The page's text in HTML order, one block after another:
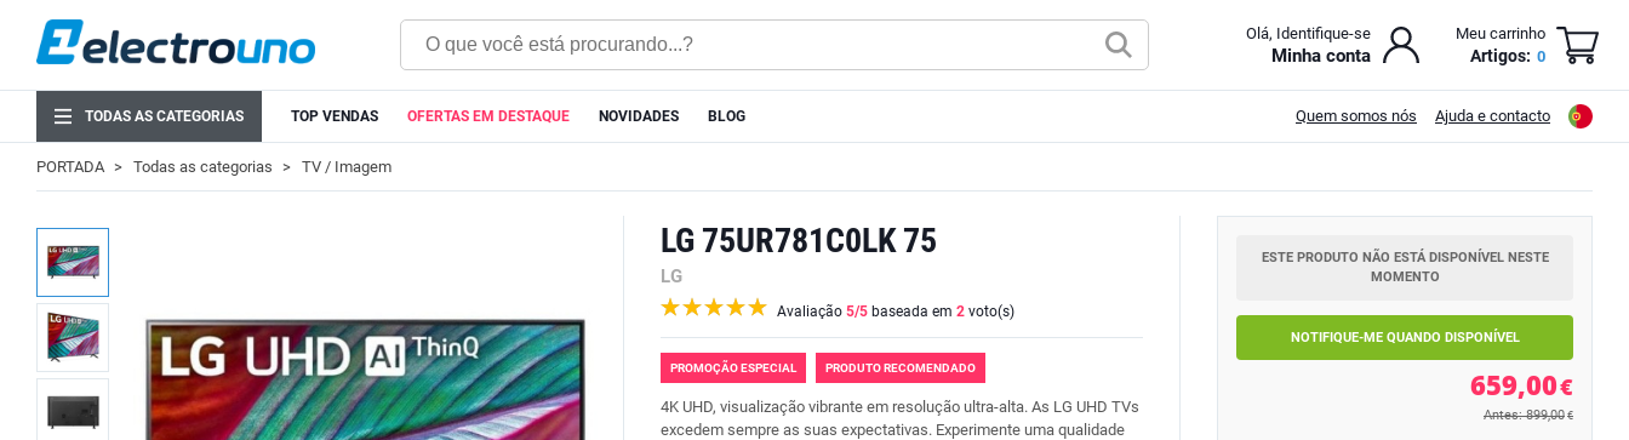
Olá, Identifique-se
Minha conta
Meu carrinho
Artigos: 0
TODAS AS CATEGORIAS TOP VENDAS OFERTAS EM DESTAQUE NOVIDADES BLOG Quem somos nós Ajuda e contacto
PORTADA Todas as categorias TV / Imagem
LG 75UR781C0LK 75
LG
Avaliação 5/5 baseada em 2 voto(s)
PROMOÇÃO ESPECIAL PRODUTO RECOMENDADO
4K UHD, visualização vibrante em resolução ultra-alta. As LG UHD TVs
excedem sempre as suas expectativas. Experimente uma qualidade
ESTE PRODUTO NÃO ESTÁ DISPONÍVEL NESTE
MOMENTO
NOTIFIQUE-ME QUANDO DISPONÍVEL
659,00€
Antes: 899,00 €